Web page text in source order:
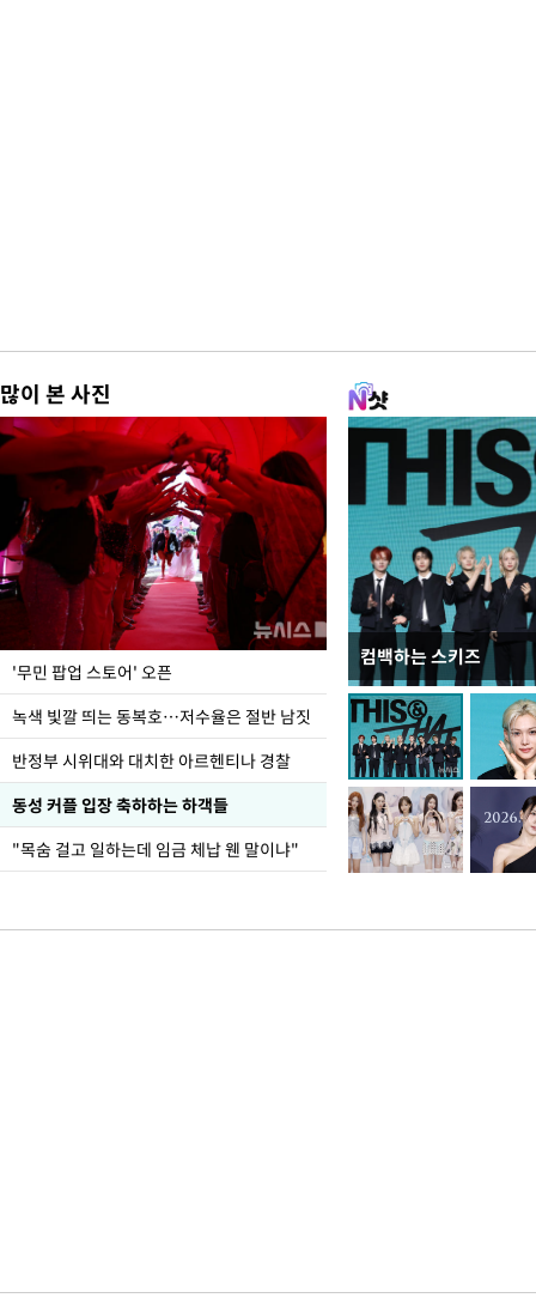
많이 본 사진
'무민 팝업 스토어' 오픈
녹색 빛깔 띄는 동복호…저수율은 절반 남짓
반정부 시위대와 대치한 아르헨티나 경찰
동성 커플 입장 축하하는 하객들
"목숨 걸고 일하는데 임금 체납 웬 말이냐"
컴백하는 스키즈
지석천 뒤덮은 개구리